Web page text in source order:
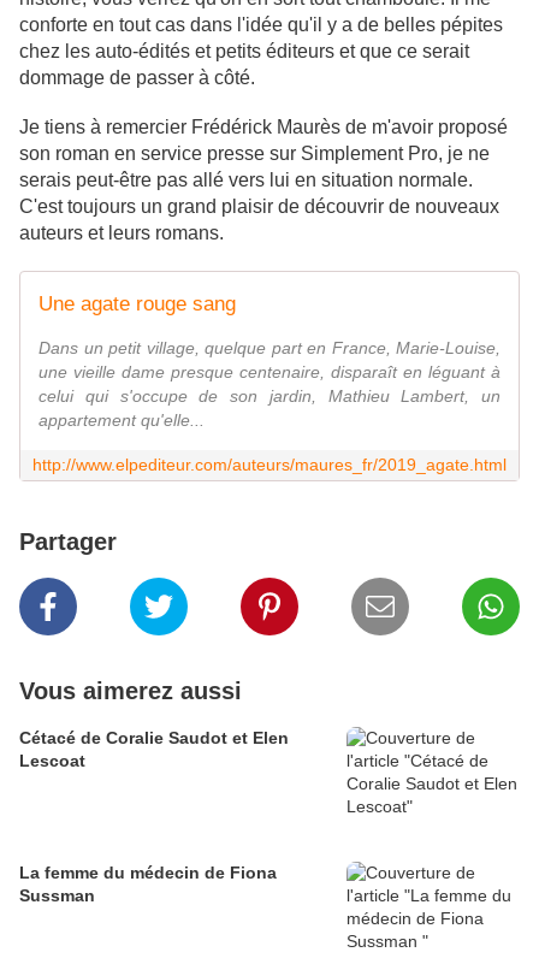
conforte en tout cas dans l'idée qu'il y a de belles pépites
chez les auto-édités et petits éditeurs et que ce serait
dommage de passer à côté.
Je tiens à remercier Frédérick Maurès de m'avoir proposé
son roman en service presse sur Simplement Pro, je ne
serais peut-être pas allé vers lui en situation normale.
C'est toujours un grand plaisir de découvrir de nouveaux
auteurs et leurs romans.
Une agate rouge sang
Dans un petit village, quelque part en France, Marie-Louise,
une vieille dame presque centenaire, disparaît en léguant à
celui qui s'occupe de son jardin, Mathieu Lambert, un
appartement qu'elle...
http://www.elpediteur.com/auteurs/maures_fr/2019_agate.html
Partager
Vous aimerez aussi
Cétacé de Coralie Saudot et Elen
Lescoat
La femme du médecin de Fiona
Sussman